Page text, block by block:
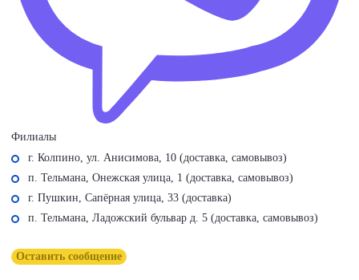
Филиалы
г. Колпино, ул. Анисимова, 10 (доставка, самовывоз)
п. Тельмана, Онежская улица, 1 (доставка, самовывоз)
г. Пушкин, Сапёрная улица, 33 (доставка)
п. Тельмана, Ладожский бульвар д. 5 (доставка, самовывоз)
Оставить сообщение